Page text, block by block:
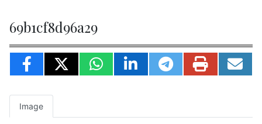
69b1cf8d96a29
Image